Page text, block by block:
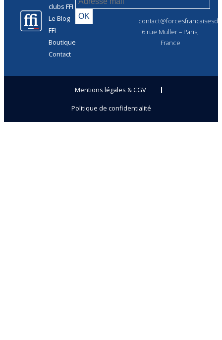
clubs FFI
Le Blog
FFI
Boutique
Contact
6 rue Muller – Paris,
France
Mentions légales & CGV
Politique de confidentialité